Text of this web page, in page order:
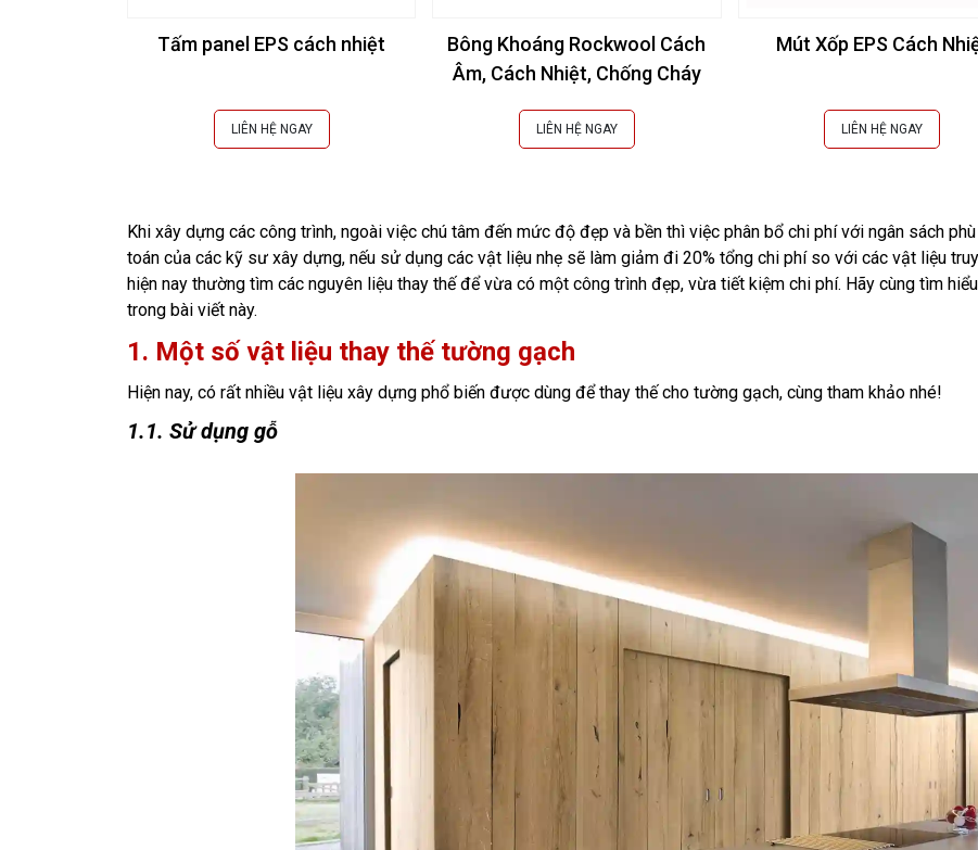
Tấm panel EPS cách nhiệt
LIÊN HỆ NGAY
Bông Khoáng Rockwool Cách
Âm, Cách Nhiệt, Chống Cháy
LIÊN HỆ NGAY
Mút Xốp EPS Cách
LIÊN HỆ NGAY
Khi xây dựng các công trình, ngoài việc chú tâm đến mức độ đẹp và bền thì việc phân bổ chi phí với ngân sách
toán của các kỹ sư xây dựng, nếu sử dụng các vật liệu nhẹ sẽ làm giảm đi 20% tổng chi phí so với các vật liệu
hiện nay thường tìm các nguyên liệu thay thế để vừa có một công trình đẹp, vừa tiết kiệm chi phí. Hãy cùng tìm
trong bài viết này.
1. Một số vật liệu thay thế tường gạch
Hiện nay, có rất nhiều vật liệu xây dựng phổ biến được dùng để thay thế cho tường gạch, cùng tham khảo nhé!
1.1. Sử dụng gỗ